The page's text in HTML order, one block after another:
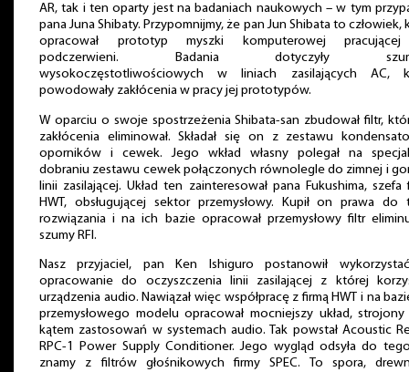
AR, tak i ten oparty jest na badaniach naukowych – w tym
pana Juna Shibaty. Przypomnijmy, że pan Jun Shibata to człowiek,
opracował prototyp myszki komputerowej
podczerwieni. Badania dotyczyły
wysokoczęstotliwościowych w liniach zasilających AC,
powodowały zakłócenia w pracy jej prototypów.
W oparciu o swoje spostrzeżenia Shibata-san zbudował filtr,
zakłócenia eliminował. Składał się on z zestawu
oporników i cewek. Jego wkład własny polegał na
dobraniu zestawu cewek połączonych równolegle do zimnej i
linii zasilającej. Układ ten zainteresował pana Fukushima, szefa
HWT, obsługującej sektor przemysłowy. Kupił on prawa do
rozwiązania i na ich bazie opracował przemysłowy filtr
szumy RFI.
Nasz przyjaciel, pan Ken Ishiguro postanowił
opracowanie do oczyszczenia linii zasilającej z której
urządzenia audio. Nawiązał więc współpracę z firmą HWT i na
przemysłowego modelu opracował mocniejszy układ,
kątem zastosowań w systemach audio. Tak powstał Acoustic
RPC-1 Power Supply Conditioner. Jego wygląd odsyła do
znamy z filtrów głośnikowych firmy SPEC. To spora,